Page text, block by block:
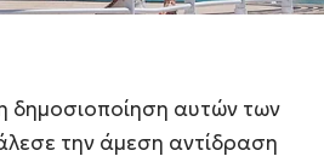
δημοσιοποίηση αυτών των
την άμεση αντίδραση